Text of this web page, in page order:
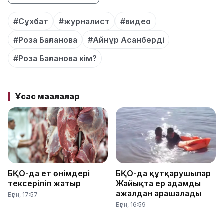
#Сұхбат #журналист
#видео
#Роза Бағланова
#Айнұр Асанберді
#Роза Бағланова кім?
Ұқсас мақалалар
БҚО-да ет өнімдері
тексеріліп жатыр
Бүгін, 17:57
БҚО-да құтқарушылар
Жайықта ер адамды
ажалдан арашалады
Бүгін, 16:59